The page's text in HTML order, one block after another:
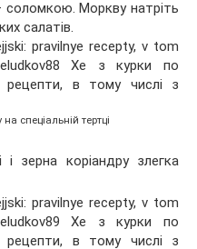
соломкою. Моркву натріть
салатів.
спеціальній тертці
і зерна коріандру злегка